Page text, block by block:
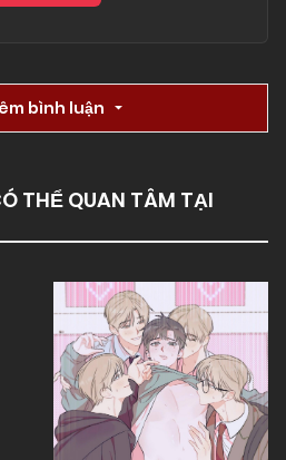
bình luận
THỂ QUAN TÂM TẠI